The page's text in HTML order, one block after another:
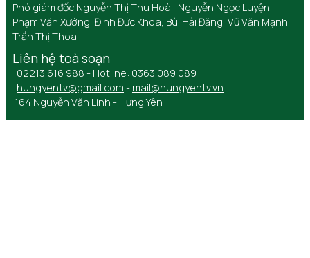
Phó giám đốc Nguyễn Thị Thu Hoài, Nguyễn Ngọc Luyện,
Phạm Văn Xướng, Đinh Đức Khoa, Bùi Hải Đăng, Vũ Văn Mạnh,
Trần Thị Thoa
Liên hệ toà soạn
02213 616 988 - Hotline: 0363 089 089
hungyentv@gmail.com - mail@hungyentv.vn
164 Nguyễn Văn Linh - Hưng Yên